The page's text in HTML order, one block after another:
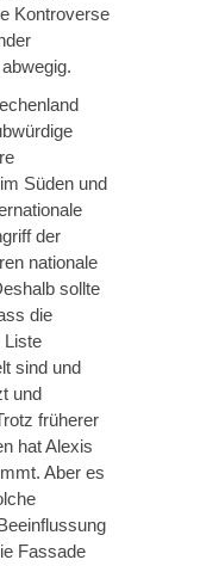
Kontroverse
Süden und
der
nationale
sollte
die
Liste
sind und
und
früherer
hat Alexis
Aber es
Fassade